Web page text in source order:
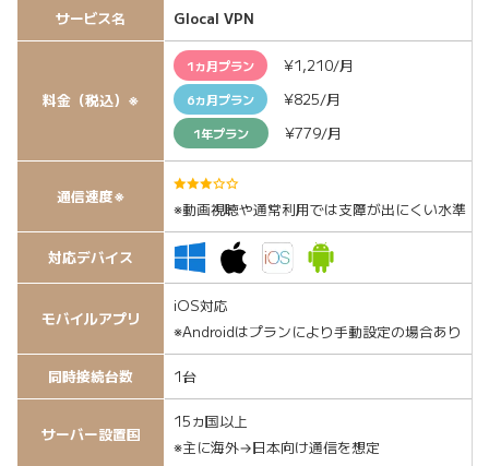
サービス名 Glocal VPN
料金（税込）※
1ヵ月プラン ¥1,210/月
6ヵ月プラン ¥825/月
1年プラン ¥779/月
通信速度※
※動画視聴や通常利用では支障が出にくい水準
対応デバイス
モバイルアプリ
iOS対応
※Androidはプランにより手動設定の場合あり
同時接続台数 1台
サーバー設置国
15ヵ国以上
※主に海外→日本向け通信を想定